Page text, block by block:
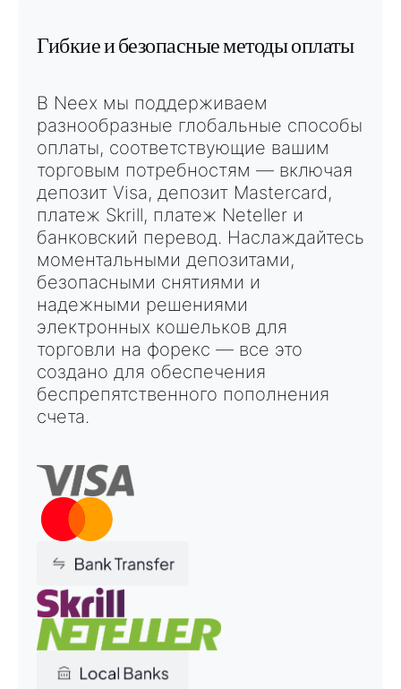
Гибкие и безопасные методы оплаты
В Neex мы поддерживаем
разнообразные глобальные способы
оплаты, соответствующие вашим
торговым потребностям — включая
депозит Visa, депозит Mastercard,
платеж Skrill, платеж Neteller и
банковский перевод. Наслаждайтесь
моментальными депозитами,
безопасными снятиями и
надежными решениями
электронных кошельков для
торговли на форекс — все это
создано для обеспечения
беспрепятственного пополнения
счета.